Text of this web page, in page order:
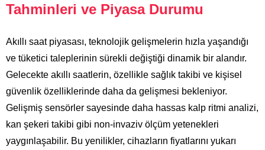
Tahminleri ve Piyasa Durumu
Akıllı saat piyasası, teknolojik gelişmelerin hızla yaşandığı
ve tüketici taleplerinin sürekli değiştiği dinamik bir alandır.
Gelecekte akıllı saatlerin, özellikle sağlık takibi ve kişisel
güvenlik özelliklerinde daha da gelişmesi bekleniyor.
Gelişmiş sensörler sayesinde daha hassas kalp ritmi analizi,
kan şekeri takibi gibi non-invaziv ölçüm yetenekleri
yaygınlaşabilir. Bu yenilikler, cihazların fiyatlarını yukarı